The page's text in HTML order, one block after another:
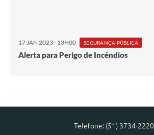
17 JAN 2023 - 13H00 SEGURANÇA PÚBLICA
Alerta para Perigo de Incêndios
Telefone: (51) 3734-2220